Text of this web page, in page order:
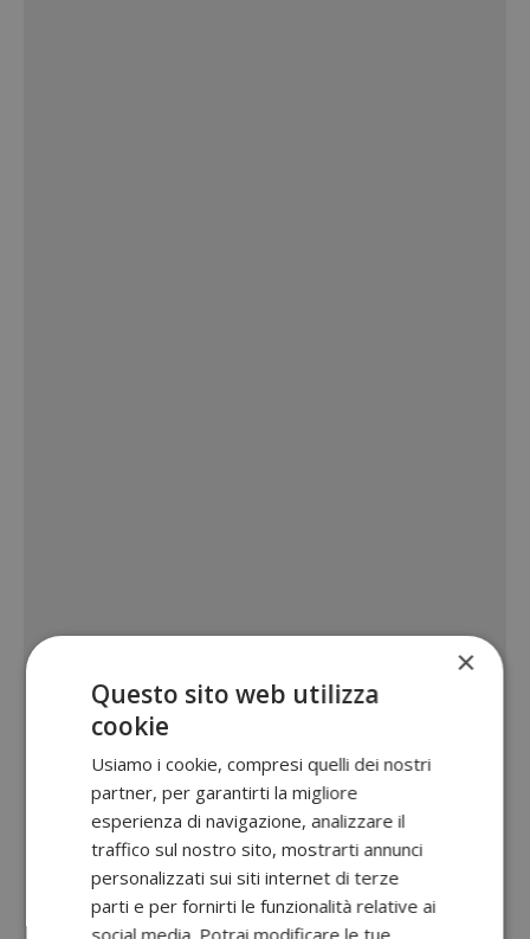
×
Questo sito web utilizza
cookie
Usiamo i cookie, compresi quelli dei nostri
partner, per garantirti la migliore
esperienza di navigazione, analizzare il
traffico sul nostro sito, mostrarti annunci
personalizzati sui siti internet di terze
parti e per fornirti le funzionalità relative ai
social media. Potrai modificare le tue